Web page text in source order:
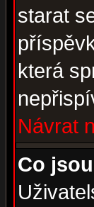
starat
která
Návrat
Co